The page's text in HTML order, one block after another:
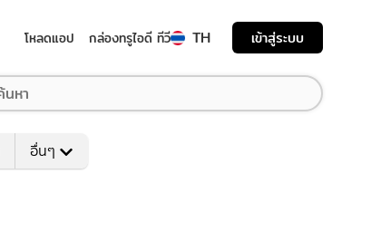
โหลดแอป กล่องทรูไอดี ทีวี TH เข้าสู่ระบบ
อื่นๆ